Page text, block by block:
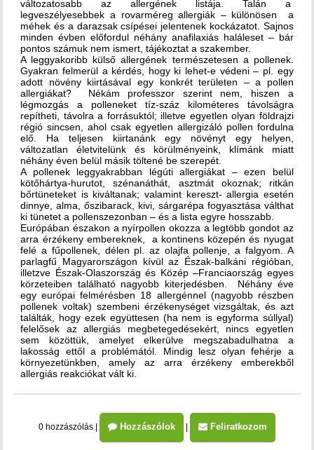
változatosabb az allergének listája. Talán a
legveszélyesebbek a rovarméreg allergiák – különösen a
méhek és a darazsak csípései jelentenek kockázatot. Sajnos
minden évben előfordul néhány anafilaxiás haláleset – bár
pontos számuk nem ismert, tájékoztat a szakember.
A leggyakoribb külső allergének természetesen a pollenek.
Gyakran felmerül a kérdés, hogy ki lehet-e védeni – pl. egy
adott növény kiirtásával egy konkrét területen – a pollen
allergiákat? Nékám professzor szerint nem, hiszen a
légmozgás a polleneket tíz-száz kilométeres távolságra
repítheti, távolra a forrásuktól; illetve egyetlen olyan földrajzi
régió sincsen, ahol csak egyetlen allergizáló pollen fordulna
elő. Ha teljesen kiirtanánk egy növényt egy helyen,
változatlan életvitelünk és körülményeink, klímánk miatt
néhány éven belül másik töltené be szerepét.
A pollenek leggyakrabban légúti allergiákat – ezen belül
kötőhártya-hurutot, szénanáthát, asztmát okoznak; ritkán
bőrtüneteket is kiváltanak; valamint kereszt- allergia esetén
dinnye, alma, őszibarack, kivi, sárgarépa fogyasztása válthat
ki tünetet a pollenszezonban – és a lista egyre hosszabb.
Európában északon a nyírpollen okozza a legtöbb gondot az
arra érzékeny embereknek, a kontinens közepén és nyugat
felé a fűpollenek, délen pl. az olajfa pollenje, a falgyom. A
parlagfű Magyarországon kívül az Észak-balkáni régióban,
illetzve Észak-Olaszország és Közép –Franciaország egyes
körzeteiben található nagyobb kiterjedésben. Néhány éve
egy európai felmérésben 18 allergénnel (nagyobb részben
pollenek voltak) szembeni érzékenységet vizsgáltak, és azt
találták, hogy ezek együttesen (ha nem is egyforma súllyal)
felelősek az allergiás megbetegedésekért, nincs egyetlen
sem közöttük, amelyet elkerülve megszabadulhatna a
lakosság ettől a problémától. Mindig lesz olyan fehérje a
környezetünkben, amely az arra érzékeny emberekből
allergiás reakciókat vált ki.
0 hozzászólás Hozzászólok Feliratkozom